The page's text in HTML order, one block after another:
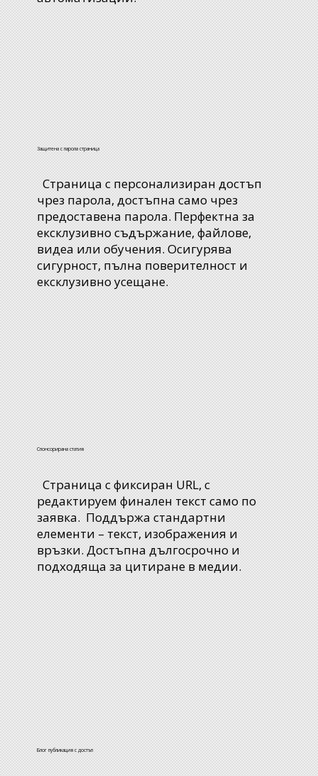
Защитена с парола страница
Страница с персонализиран достъп
чрез парола, достъпна само чрез
предоставена парола. Перфектна за
ексклузивно съдържание, файлове,
видеа или обучения. Осигурява
сигурност, пълна поверителност и
ексклузивно усещане.
Спонсорирана статия
Страница с фиксиран URL, с
редактируем финален текст само по
заявка. Поддържа стандартни
елементи – текст, изображения и
връзки. Достъпна дългосрочно и
подходяща за цитиране в медии.
Блог публикация с достъп